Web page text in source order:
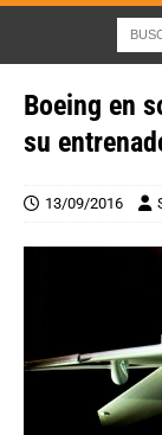
Boeing en
su
13/09/2016